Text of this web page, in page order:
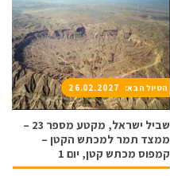
הטיול הבא: 26.02.2027
שביל ישראל, מקטע מספר 23 –
ממצד תמר למכתש הקטן –
קמפוס מכתש קטן, יום 1